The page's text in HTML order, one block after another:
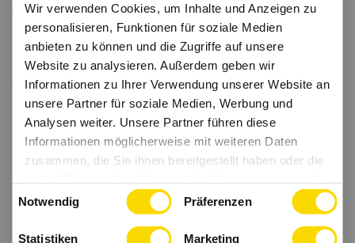
Wir verwenden Cookies, um Inhalte und Anzeigen zu
personalisieren, Funktionen für soziale Medien
anbieten zu können und die Zugriffe auf unsere
Website zu analysieren. Außerdem geben wir
Informationen zu Ihrer Verwendung unserer Website an
unsere Partner für soziale Medien, Werbung und
Analysen weiter. Unsere Partner führen diese
Informationen möglicherweise mit weiteren Daten
zusammen, die Sie ihnen bereitgestellt haben oder die
haben.
Notwendig Präferenzen
Statistiken Marketing